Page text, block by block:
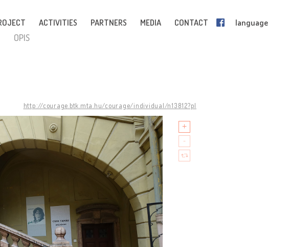
ACTIVITIES PARTNERS MEDIA CONTACT language
OPIS
http://courage.btk.mta.hu/courage/individual/n13812?pl